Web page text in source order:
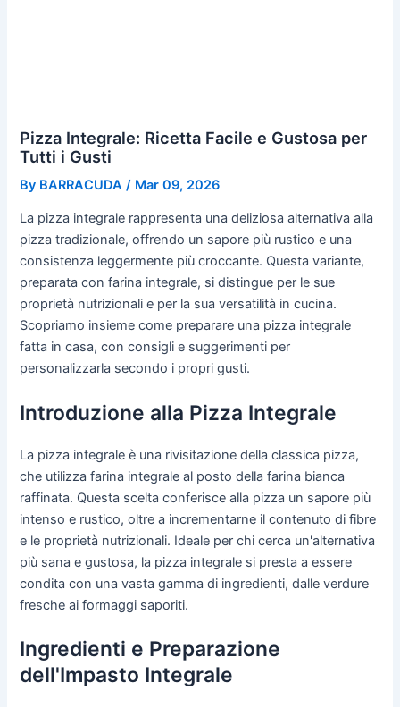
Pizza Integrale: Ricetta Facile e Gustosa per
Tutti i Gusti
By BARRACUDA / Mar 09, 2026
La pizza integrale rappresenta una deliziosa alternativa alla
pizza tradizionale, offrendo un sapore più rustico e una
consistenza leggermente più croccante. Questa variante,
preparata con farina integrale, si distingue per le sue
proprietà nutrizionali e per la sua versatilità in cucina.
Scopriamo insieme come preparare una pizza integrale
fatta in casa, con consigli e suggerimenti per
personalizzarla secondo i propri gusti.
Introduzione alla Pizza Integrale
La pizza integrale è una rivisitazione della classica pizza,
che utilizza farina integrale al posto della farina bianca
raffinata. Questa scelta conferisce alla pizza un sapore più
intenso e rustico, oltre a incrementarne il contenuto di fibre
e le proprietà nutrizionali. Ideale per chi cerca un'alternativa
più sana e gustosa, la pizza integrale si presta a essere
condita con una vasta gamma di ingredienti, dalle verdure
fresche ai formaggi saporiti.
Ingredienti e Preparazione
dell'Impasto Integrale